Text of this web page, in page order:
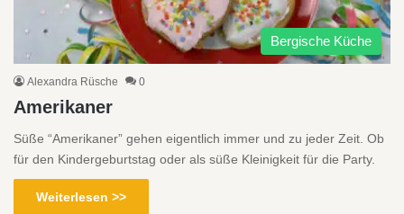
Bergische Küche
Alexandra Rüsche 0
Amerikaner
Süße “Amerikaner” gehen eigentlich immer und zu jeder Zeit. Ob
für den Kindergeburtstag oder als süße Kleinigkeit für die Party.
Weiterlesen >>